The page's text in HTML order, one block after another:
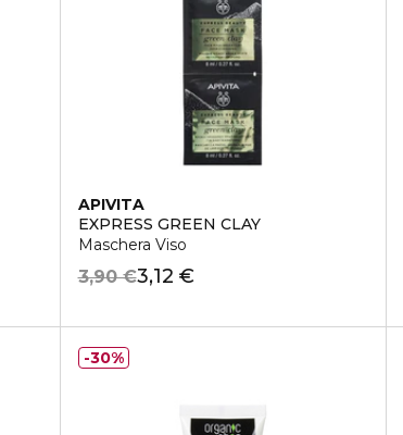
APIVITA
EXPRESS GREEN CLAY
Maschera Viso
3,12 €
3,90 €
30%